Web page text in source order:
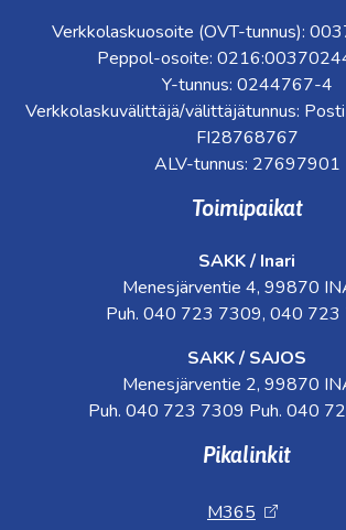
Verkkolaskuosoite (OVT-tunnus):
Peppol-osoite:
Y-tunnus: 0244767-4
Verkkolaskuvälittäjä/välittäjätunnus:
FI28768767
ALV-tunnus: 27697901
Toimipaikat
SAKK / Inari
Menesjärventie 4, 99870
Puh. 040 723 7309, 040 723
SAKK / SAJOS
Menesjärventie 2, 99870
Puh. 040 723 7309 Puh. 040
Pikalinkit
M365